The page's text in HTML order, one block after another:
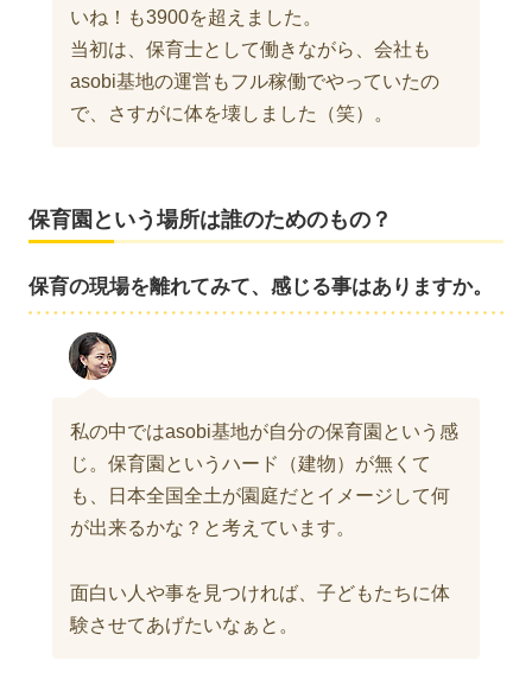
いね！も3900を超えました。
当初は、保育士として働きながら、会社も
asobi基地の運営もフル稼働でやっていたの
で、さすがに体を壊しました（笑）。
保育園という場所は誰のためのもの？
保育の現場を離れてみて、感じる事はありますか。
私の中ではasobi基地が自分の保育園という感
じ。保育園というハード（建物）が無くて
も、日本全国全土が園庭だとイメージして何
が出来るかな？と考えています。
面白い人や事を見つければ、子どもたちに体
験させてあげたいなぁと。